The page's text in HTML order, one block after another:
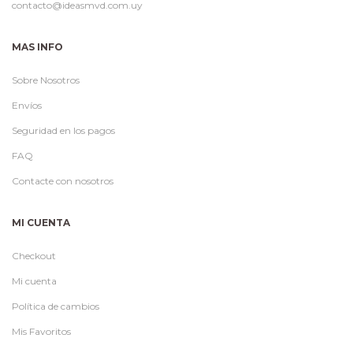
contacto@ideasmvd.com.uy
MAS INFO
Sobre Nosotros
Envíos
Seguridad en los pagos
FAQ
Contacte con nosotros
MI CUENTA
Checkout
Mi cuenta
Política de cambios
Mis Favoritos